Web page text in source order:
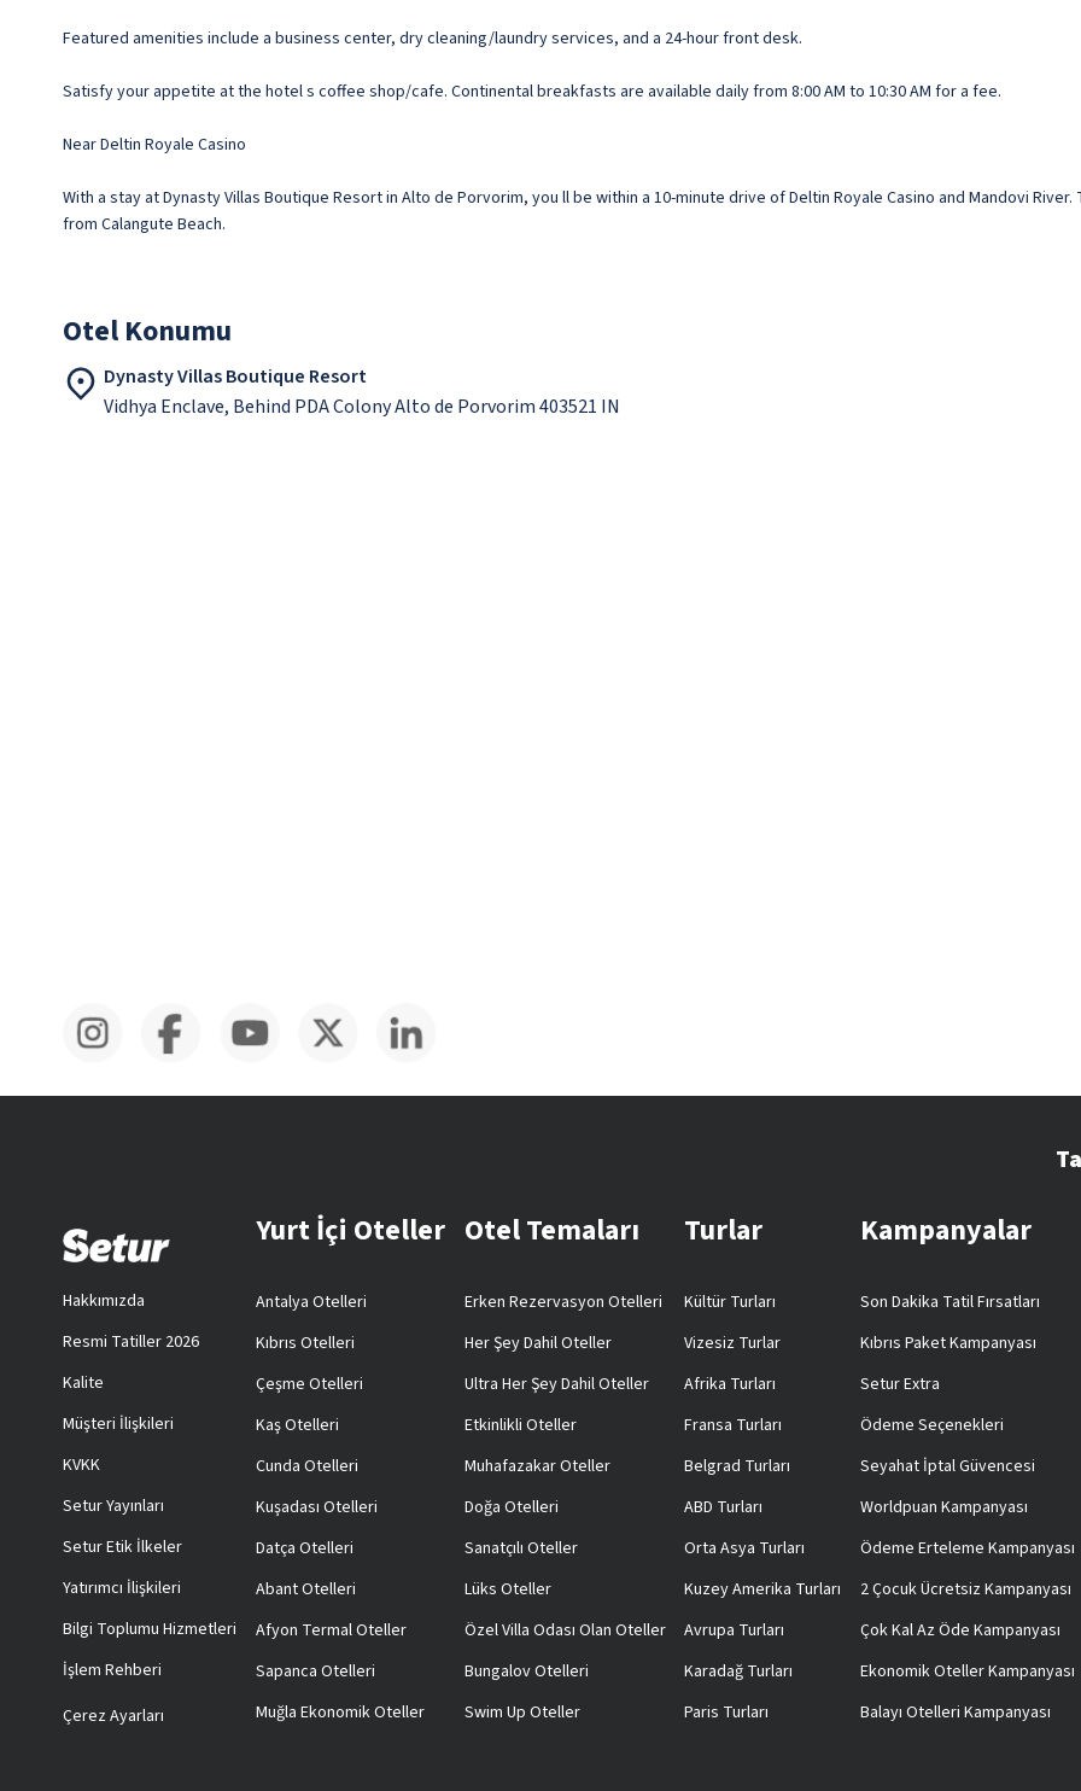
Featured amenities include a business center, dry cleaning/laundry services, and a 24-hour front desk.
Satisfy your appetite at the hotel s coffee shop/cafe. Continental breakfasts are available daily from 8:00 AM to 10:30 AM for a fee.
Near Deltin Royale Casino
With a stay at Dynasty Villas Boutique Resort in Alto de Porvorim, you ll be within a 10-minute drive of Deltin Royale Casino and Mandovi River.
from Calangute Beach.
Otel Konumu
Dynasty Villas Boutique Resort
Vidhya Enclave, Behind PDA Colony Alto de Porvorim 403521 IN
Hakkımızda
Resmi Tatiller 2026
Kalite
Müşteri İlişkileri
KVKK
Setur Yayınları
Setur Etik İlkeler
Yatırımcı İlişkileri
Bilgi Toplumu Hizmetleri
İşlem Rehberi
Çerez Ayarları
Yurt İçi Oteller
Antalya Otelleri
Kıbrıs Otelleri
Çeşme Otelleri
Kaş Otelleri
Cunda Otelleri
Kuşadası Otelleri
Datça Otelleri
Abant Otelleri
Afyon Termal Oteller
Sapanca Otelleri
Muğla Ekonomik Oteller
Otel Temaları
Erken Rezervasyon Otelleri
Her Şey Dahil Oteller
Ultra Her Şey Dahil Oteller
Etkinlikli Oteller
Muhafazakar Oteller
Doğa Otelleri
Sanatçılı Oteller
Lüks Oteller
Özel Villa Odası Olan Oteller
Bungalov Otelleri
Swim Up Oteller
Turlar
Kültür Turları
Vizesiz Turlar
Afrika Turları
Fransa Turları
Belgrad Turları
ABD Turları
Orta Asya Turları
Kuzey Amerika Turları
Avrupa Turları
Karadağ Turları
Paris Turları
Kampanyalar
Son Dakika Tatil Fırsatları
Kıbrıs Paket Kampanyası
Setur Extra
Ödeme Seçenekleri
Seyahat İptal Güvencesi
Worldpuan Kampanyası
Ödeme Erteleme Kampanyası
2 Çocuk Ücretsiz Kampanyası
Çok Kal Az Öde Kampanyası
Ekonomik Oteller Kampanyası
Balayı Otelleri Kampanyası